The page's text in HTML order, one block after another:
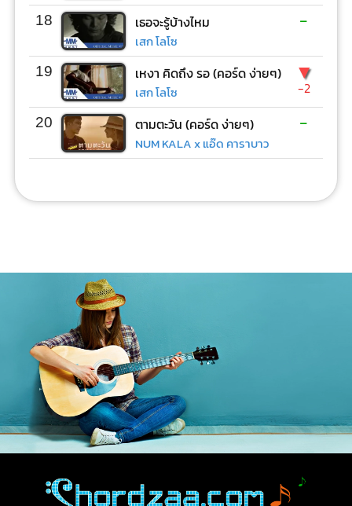
18 เธอจะรู้บ้างไหม
เสก โลโซ
-
19 เหงา คิดถึง รอ (คอร์ด ง่ายๆ)
เสก โลโซ
▼
-2
20 ตามตะวัน (คอร์ด ง่ายๆ)
NUM KALA x แอ๊ด คาราบาว
-